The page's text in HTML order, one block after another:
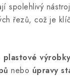
spolehlivý
řezů, což je
plastové výrobky
nebo úpravy